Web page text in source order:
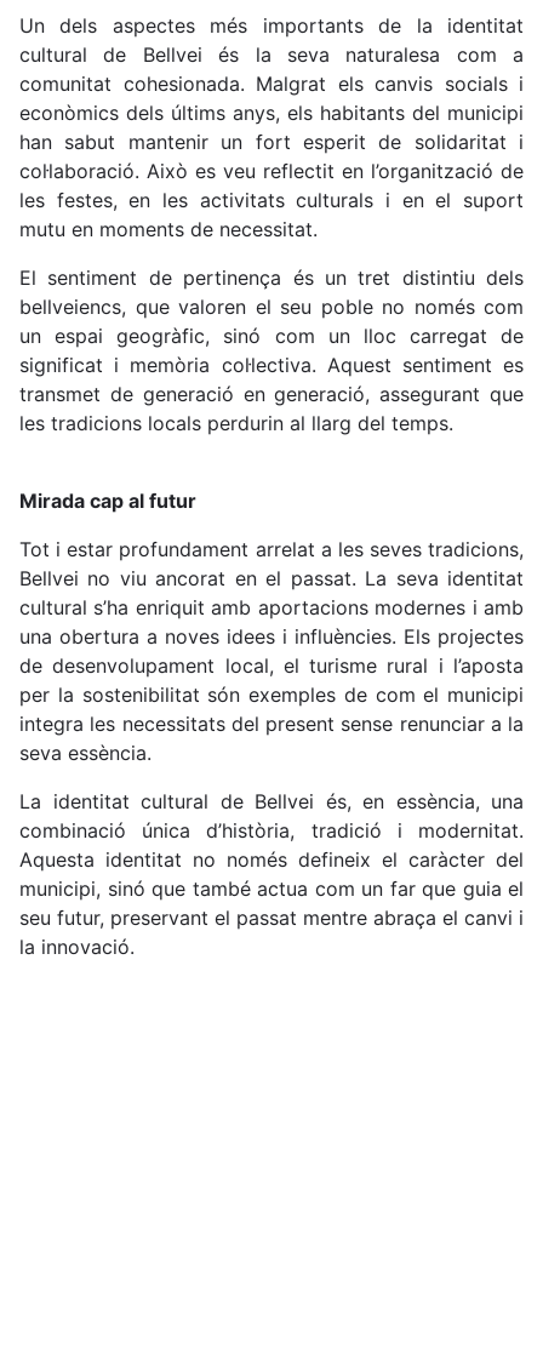
Un dels aspectes més importants de la identitat
cultural de Bellvei és la seva naturalesa com a
comunitat cohesionada. Malgrat els canvis socials i
econòmics dels últims anys, els habitants del municipi
han sabut mantenir un fort esperit de solidaritat i
col·laboració. Això es veu reflectit en l’organització de
les festes, en les activitats culturals i en el suport
mutu en moments de necessitat.
El sentiment de pertinença és un tret distintiu dels
bellveiencs, que valoren el seu poble no només com
un espai geogràfic, sinó com un lloc carregat de
significat i memòria col·lectiva. Aquest sentiment es
transmet de generació en generació, assegurant que
les tradicions locals perdurin al llarg del temps.
Mirada cap al futur
Tot i estar profundament arrelat a les seves tradicions,
Bellvei no viu ancorat en el passat. La seva identitat
cultural s’ha enriquit amb aportacions modernes i amb
una obertura a noves idees i influències. Els projectes
de desenvolupament local, el turisme rural i l’aposta
per la sostenibilitat són exemples de com el municipi
integra les necessitats del present sense renunciar a la
seva essència.
La identitat cultural de Bellvei és, en essència, una
combinació única d’història, tradició i modernitat.
Aquesta identitat no només defineix el caràcter del
municipi, sinó que també actua com un far que guia el
seu futur, preservant el passat mentre abraça el canvi i
la innovació.